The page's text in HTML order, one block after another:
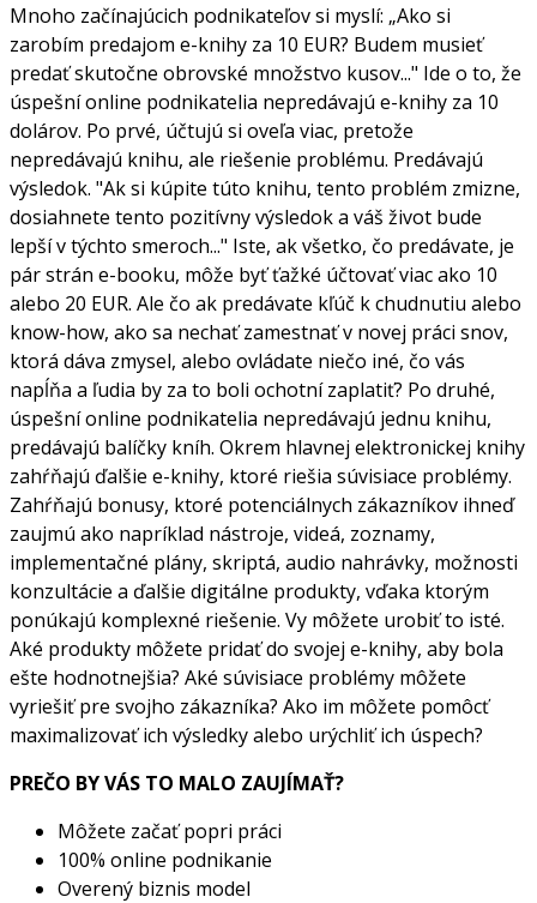
Mnoho začínajúcich podnikateľov si myslí: „Ako si
zarobím predajom e-knihy za 10 EUR? Budem musieť
predať skutočne obrovské množstvo kusov..." Ide o to, že
úspešní online podnikatelia nepredávajú e-knihy za 10
dolárov. Po prvé, účtujú si oveľa viac, pretože
nepredávajú knihu, ale riešenie problému. Predávajú
výsledok. "Ak si kúpite túto knihu, tento problém zmizne,
dosiahnete tento pozitívny výsledok a váš život bude
lepší v týchto smeroch..." Iste, ak všetko, čo predávate, je
pár strán e-booku, môže byť ťažké účtovať viac ako 10
alebo 20 EUR. Ale čo ak predávate kľúč k chudnutiu alebo
know-how, ako sa nechať zamestnať v novej práci snov,
ktorá dáva zmysel, alebo ovládate niečo iné, čo vás
napĺňa a ľudia by za to boli ochotní zaplatiť? Po druhé,
úspešní online podnikatelia nepredávajú jednu knihu,
predávajú balíčky kníh. Okrem hlavnej elektronickej knihy
zahŕňajú ďalšie e-knihy, ktoré riešia súvisiace problémy.
Zahŕňajú bonusy, ktoré potenciálnych zákazníkov ihneď
zaujmú ako napríklad nástroje, videá, zoznamy,
implementačné plány, skriptá, audio nahrávky, možnosti
konzultácie a ďalšie digitálne produkty, vďaka ktorým
ponúkajú komplexné riešenie. Vy môžete urobiť to isté.
Aké produkty môžete pridať do svojej e-knihy, aby bola
ešte hodnotnejšia? Aké súvisiace problémy môžete
vyriešiť pre svojho zákazníka? Ako im môžete pomôcť
maximalizovať ich výsledky alebo urýchliť ich úspech?
PREČO BY VÁS TO MALO ZAUJÍMAŤ?
Môžete začať popri práci
100% online podnikanie
Overený biznis model